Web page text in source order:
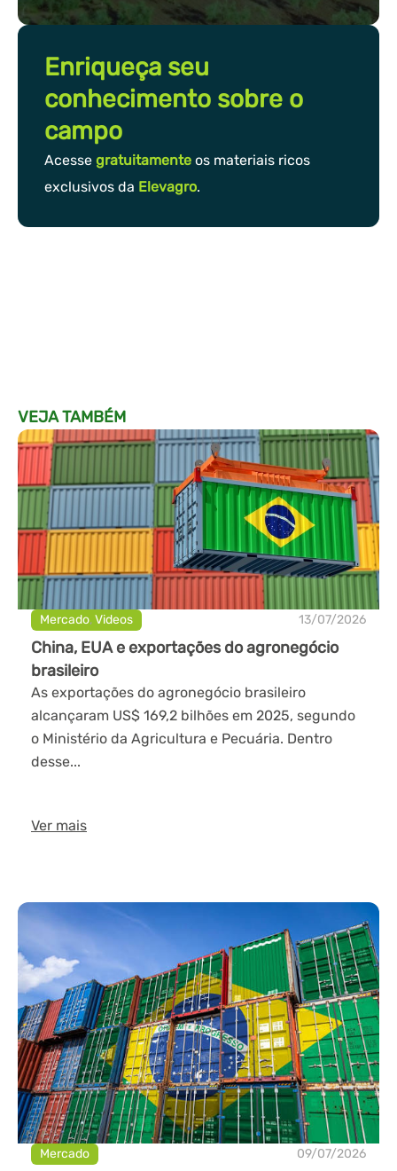
Enriqueça seu
conhecimento sobre o
campo
Acesse gratuitamente os materiais ricos
exclusivos da Elevagro.
VEJA TAMBÉM
Mercado,Videos 13/07/2026
China, EUA e exportações do agronegócio
brasileiro
As exportações do agronegócio brasileiro
alcançaram US$ 169,2 bilhões em 2025, segundo
o Ministério da Agricultura e Pecuária. Dentro
desse...
Ver mais
Mercado 09/07/2026